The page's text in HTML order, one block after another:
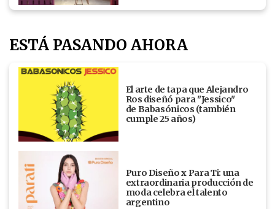
ESTÁ PASANDO AHORA
El arte de tapa que Alejandro
Ros diseñó para "Jessico"
de Babasónicos (también
cumple 25 años)
Puro Diseño x Para Ti: una
extraordinaria producción de
moda celebra el talento
argentino